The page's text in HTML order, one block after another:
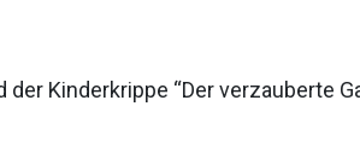
der Kinderkrippe “Der verzauberte